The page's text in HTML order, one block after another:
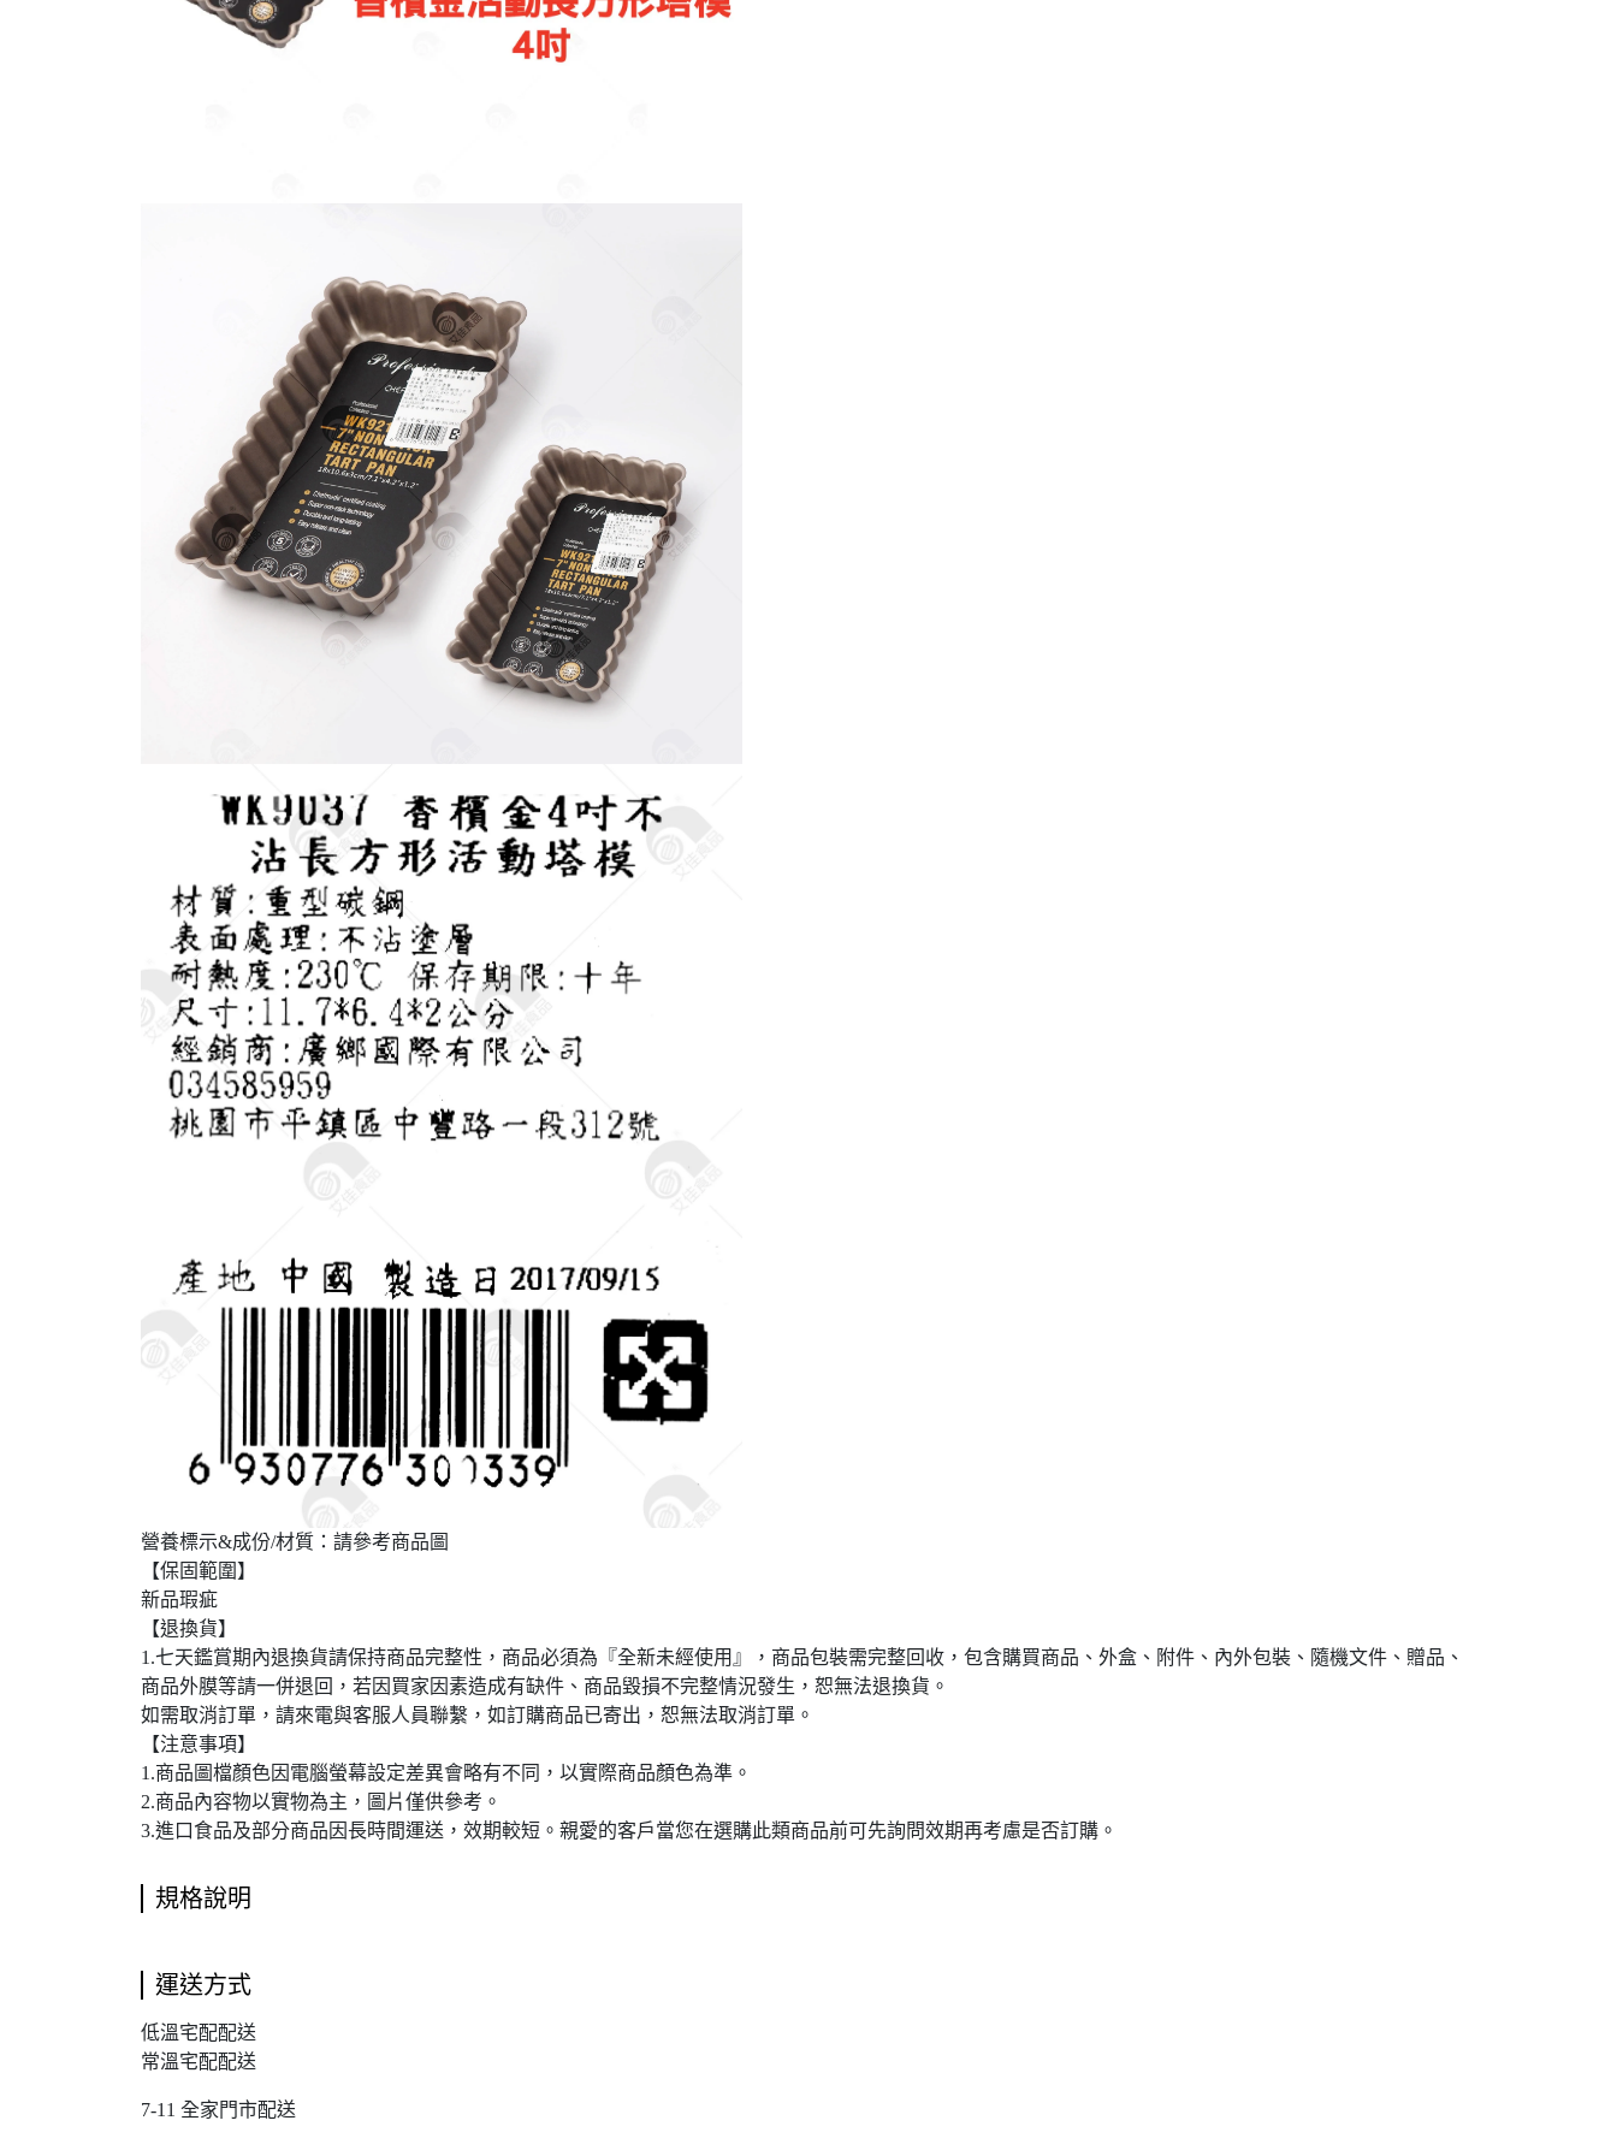
營養標示&成份/材質：請參考商品圖
【保固範圍】
新品瑕疵
【退換貨】
1.七天鑑賞期內退換貨請保持商品完整性，商品必須為『全新未經使用』，商品包裝需完整回收，包含購買商品、外盒、附件、內外包裝、隨機文件、贈品、
商品外膜等請一併退回，若因買家因素造成有缺件、商品毀損不完整情況發生，恕無法退換貨。
如需取消訂單，請來電與客服人員聯繫，如訂購商品已寄出，恕無法取消訂單。
【注意事項】
1.商品圖檔顏色因電腦螢幕設定差異會略有不同，以實際商品顏色為準。
2.商品內容物以實物為主，圖片僅供參考。
3.進口食品及部分商品因長時間運送，效期較短。親愛的客戶當您在選購此類商品前可先詢問效期再考慮是否訂購。
規格說明
運送方式
低溫宅配配送
常溫宅配配送
7-11 全家門市配送